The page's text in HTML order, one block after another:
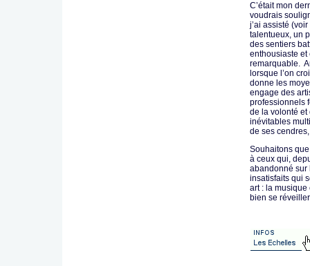
C’était mon
voudrais
j’ai assisté
talentueux, un
des sentiers
enthousiaste
remarquable.
lorsque l’on
donne les
engage des
professionnels
de la volonté et
inévitables
de ses
Souhaitons
à ceux qui,
abandonné sur
insatisfaits qui
art : la
bien se